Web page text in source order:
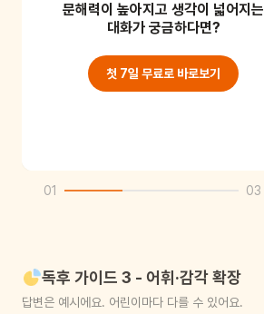
문해력이 높아지고 생각이 넓어지는
대화가 궁금하다면?
첫 7일 무료로 바로보기
01 03
독후 가이드 3 - 어휘·감각 확장
답변은 예시에요. 어린이마다 다를 수 있어요.